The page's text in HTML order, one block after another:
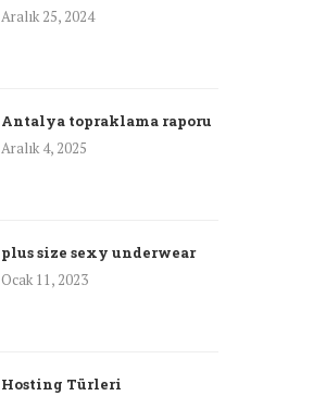
Aralık 25, 2024
Antalya topraklama raporu
Aralık 4, 2025
plus size sexy underwear
Ocak 11, 2023
Hosting Türleri